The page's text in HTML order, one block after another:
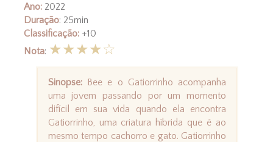
Ano:2022
Duração: 25min
Classificação:+10
Nota: ★★★★☆
Sinopse:Bee e o Gatiorrinho acompanha
uma jovem passando por um momento
difícil em sua vida quando ela encontra
Gatiorrinho, uma criatura híbrida que é ao
mesmo tempo cachorro e gato. Gatiorrinho